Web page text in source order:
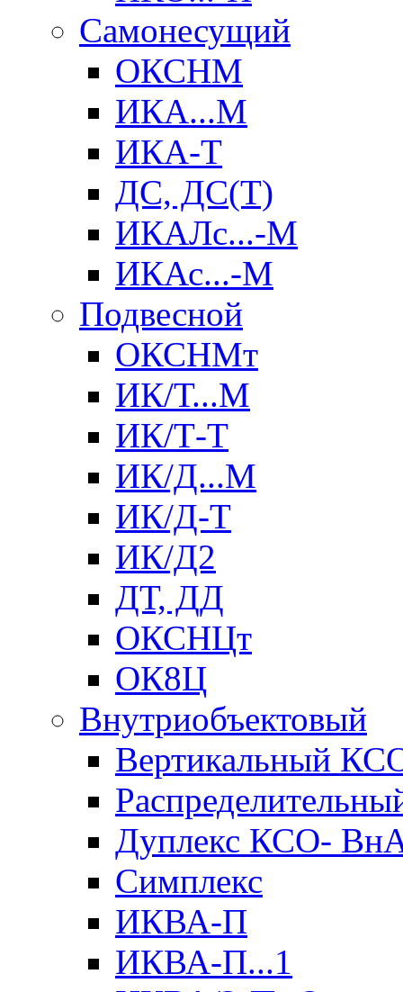
Самонесущий
ОКСНМ
ИКА...М
ИКА-Т
ДС, ДС(Т)
ИКАЛс...-М
ИКАс...-М
Подвесной
ОКСНМт
ИК/Т...М
ИК/Т-Т
ИК/Д...М
ИК/Д-Т
ИК/Д2
ДТ, ДД
ОКСНЦт
ОК8Ц
Внутриобъектовый
Вертикальный
Дуплекс КСО-
Симплекс
ИКВА-П
ИКВА-П...1